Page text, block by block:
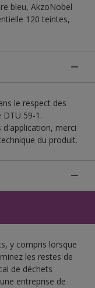
bleu, AkzoNobel
120 teintes,
le respect des
59-1.
d'application, merci
du produit.
y compris lorsque
les restes de
de déchets
entreprise de